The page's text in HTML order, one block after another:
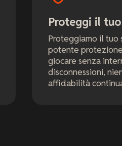
Proteggi il
Proteggiamo il tuo
potente
giocare senza
disconnessioni,
affidabilità